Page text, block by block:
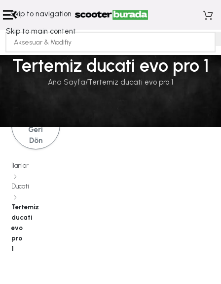
Skip to navigation
Skip to main content
Tertemiz ducati evo pro 1
Ana Sayfa Tertemiz ducati evo pro 1
Geri
Dön
İlanlar
Ducati
Tertemiz
ducati
evo
pro
1